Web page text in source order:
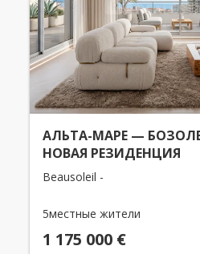
АЛЬТА-МАРЕ —
НОВАЯ РЕЗИДЕНЦИЯ
Beausoleil -
5местные жители
1 175 000 €